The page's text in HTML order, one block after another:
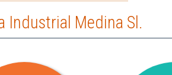
Industrial Medina Sl.